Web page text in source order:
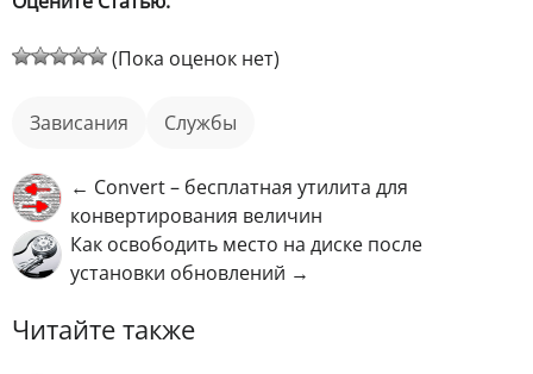
(Пока оценок нет)
зависания службы
← Convert – бесплатная утилита для
конвертирования величин
Как освободить место на диске после
установки обновлений →
Читайте также